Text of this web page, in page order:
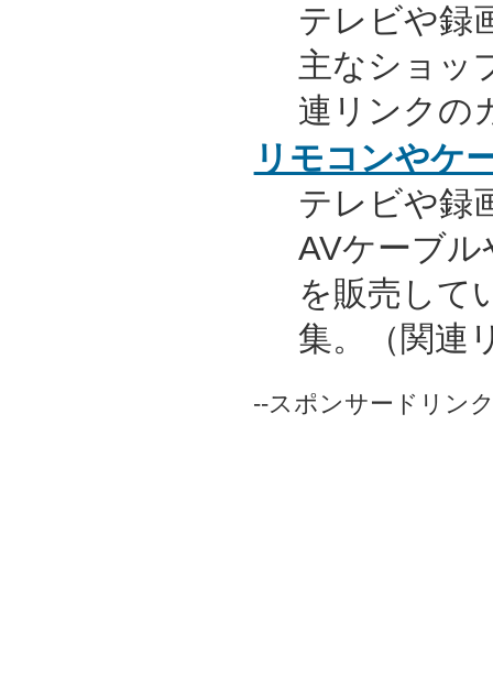
テレビや録
主なショッ
連リンクの
リモコンやケ
テレビや録
AVケーブ
を販売して
集。（関連
--スポンサードリン